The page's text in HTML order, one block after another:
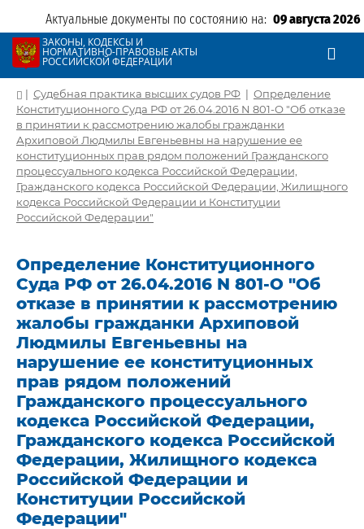
Актуальные документы по состоянию на: 09 августа 2026
ЗАКОНЫ, КОДЕКСЫ И
НОРМАТИВНО-ПРАВОВЫЕ АКТЫ
РОССИЙСКОЙ ФЕДЕРАЦИИ
| Судебная практика высших судов РФ | Определение
Конституционного Суда РФ от 26.04.2016 N 801-О "Об отказе
в принятии к рассмотрению жалобы гражданки
Архиповой Людмилы Евгеньевны на нарушение ее
конституционных прав рядом положений Гражданского
процессуального кодекса Российской Федерации,
Гражданского кодекса Российской Федерации, Жилищного
кодекса Российской Федерации и Конституции
Российской Федерации"
Определение Конституционного
Суда РФ от 26.04.2016 N 801-О "Об
отказе в принятии к рассмотрению
жалобы гражданки Архиповой
Людмилы Евгеньевны на
нарушение ее конституционных
прав рядом положений
Гражданского процессуального
кодекса Российской Федерации,
Гражданского кодекса Российской
Федерации, Жилищного кодекса
Российской Федерации и
Конституции Российской
Федерации"